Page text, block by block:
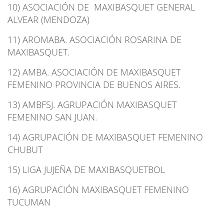
10) ASOCIACIÓN DE MAXIBASQUET GENERAL
ALVEAR (MENDOZA)
11) AROMABA. ASOCIACIÓN ROSARINA DE
MAXIBASQUET.
12) AMBA. ASOCIACIÓN DE MAXIBASQUET
FEMENINO PROVINCIA DE BUENOS AIRES.
13) AMBFSJ. AGRUPACIÓN MAXIBASQUET
FEMENINO SAN JUAN.
14) AGRUPACIÓN DE MAXIBASQUET FEMENINO
CHUBUT
15) LIGA JUJEÑA DE MAXIBASQUETBOL
16) AGRUPACIÓN MAXIBASQUET FEMENINO
TUCUMAN